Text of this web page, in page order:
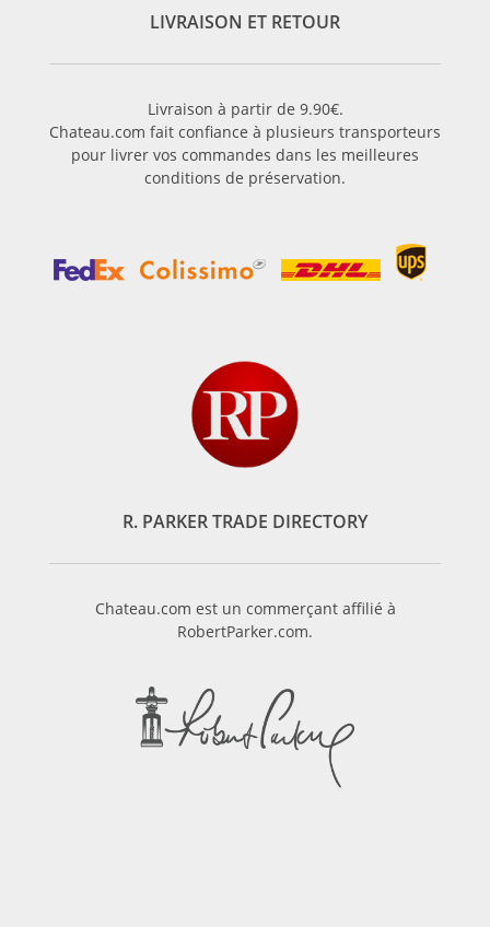
LIVRAISON ET RETOUR
Livraison à partir de 9.90€.
Chateau.com fait confiance à plusieurs transporteurs
pour livrer vos commandes dans les meilleures
conditions de préservation.
R. PARKER TRADE DIRECTORY
Chateau.com est un commerçant affilié à
RobertParker.com.